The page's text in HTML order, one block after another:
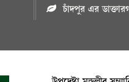
চাঁদপুর এর